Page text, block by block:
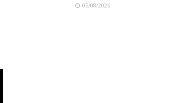
05/08/2026